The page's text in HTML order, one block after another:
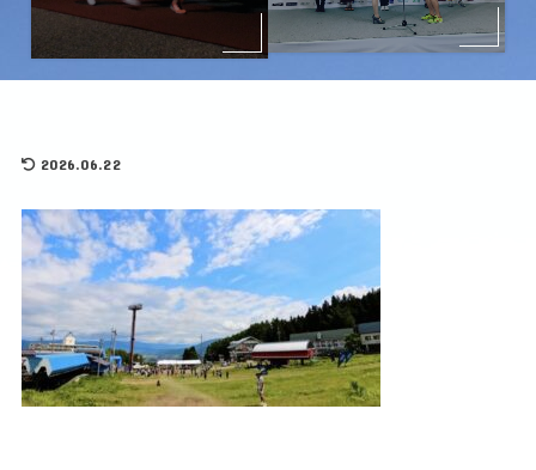
2026.06.22